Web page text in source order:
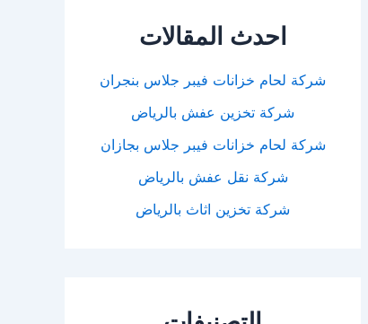
احدث المقالات
شركة لحام خزانات فيبر جلاس بنجران
شركة تخزين عفش بالرياض
شركة لحام خزانات فيبر جلاس بجازان
شركة نقل عفش بالرياض
شركة تخزين اثاث بالرياض